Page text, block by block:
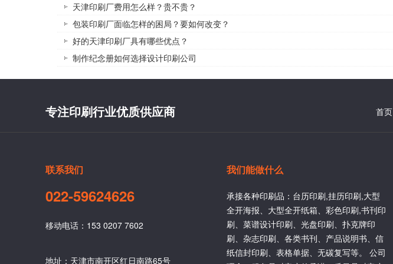
天津印刷厂费用怎么样？贵不贵？
包装印刷厂面临怎样的困局？要如何改变？
好的天津印刷厂具有哪些优点？
制作纪念册如何选择设计印刷公司
专注印刷行业优质供应商 首页
联系我们
022-59624626
移动电话：153 0207 7602
地址：天津市南开区红日南路65号
我们能做什么
承接各种印刷品：台历印刷,挂历印刷,大型
全开海报、大型全开纸箱、彩色印刷,书刊印
刷、菜谱设计印刷、光盘印刷、扑克牌印
刷、杂志印刷、各类书刊、产品说明书、信
纸信封印刷、表格单据、无碳复写等。 公司